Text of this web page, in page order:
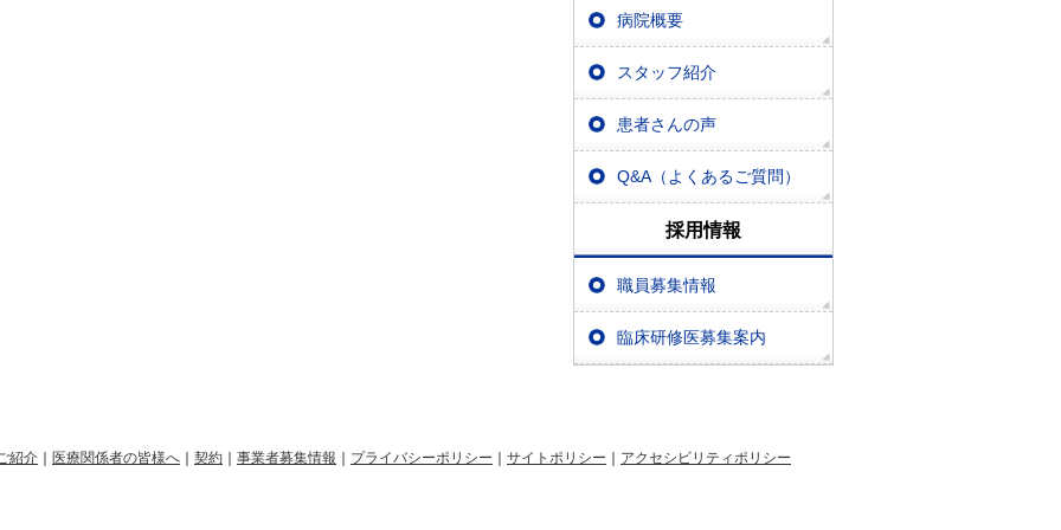
病院概要
スタッフ紹介
患者さんの声
Q&A（よくあるご質問）
採用情報
職員募集情報
臨床研修医募集案内
紹介 医療関係者の皆様へ 契約 事業者募集情報 プライバシーポリシー サイトポリシー アクセシビリティポリシー